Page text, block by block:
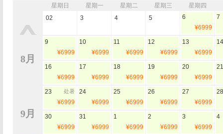
8月
9月
星期日 星期一 星期二 星期三 星期四
02
3 4 5
6
¥6999
7
9
¥6999
10
¥6999
11
¥6999
12
¥6999
13
¥6999
14
16
¥6999
17
¥6999
18
¥6999
19
¥6999
20
¥6999
21
23 处暑
¥6999
24
¥6999
25
¥6999
26
¥6999
27
¥6999
28
30
¥6999
31
¥6999
1
¥6999
2
¥6999
3
¥6999
4